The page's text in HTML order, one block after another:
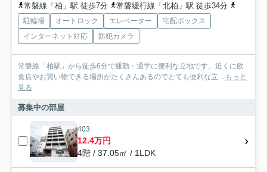
常磐線「柏」駅 徒歩7分
常磐緩行線「北柏」駅 徒歩34分
駐輪場 オートロック エレベーター
宅配ボックス
インターネット対応
防犯カメラ
常磐線「柏駅」から徒歩6分で通勤・通学に便利な立地です。近くに飲
食店やお買い物できる場所がたくさんあるのでとても便利な立...
もっと
見る
募集中の部屋
403
12.4万円
4階 / 37.05㎡ / 1LDK